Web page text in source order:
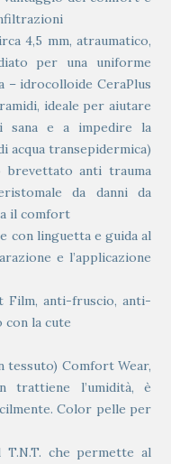
4,5 mm, atraumatico,
per una uniforme
– idrocolloide CeraPlus
ideale per aiutare
sana e a impedire la
acqua transepidermica)
brevettato anti trauma
da danni da
il comfort
con linguetta e guida al
e l’applicazione
Film, anti-fruscio, anti-
con la cute
tessuto) Comfort Wear,
trattiene l’umidità, è
Color pelle per
che permette al